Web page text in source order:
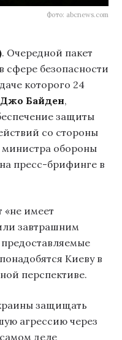
Фото: abcnews.com
. Очередной пакет
безопасности
которого 24
Джо Байден,
защиты
со стороны
министра обороны
пресс-брифинге в
«не имеет
завтрашним
Киеву в
перспективе.
защищать
агрессию через
самом деле